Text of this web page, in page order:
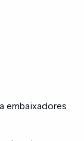
embaixadores